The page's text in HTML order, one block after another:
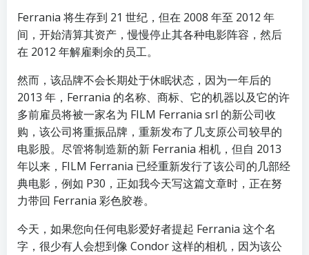
Ferrania 将生存到 21 世纪，但在 2008 年至 2012 年
间，开始清算其资产，慢慢停止其各种电影阵容，然后
在 2012 年解雇剩余的员工。
然而，该品牌不会长期处于休眠状态，因为一年后的
2013 年，Ferrania 的名称、商标、它的机器以及它的许
多前雇员将被一家名为 FILM Ferrania srl 的新公司收
购，该公司将重振品牌，重新发布了几支原公司较早的
电影股。尽管将制造新的新 Ferrania 相机，但自 2013
年以来，FILM Ferrania 已经重新发行了该公司的几部经
典电影，例如 P30，正如我今天写这篇文章时，正在努
力带回 Ferrania 彩色胶卷。
今天，如果您向任何电影爱好者提起 Ferrania 这个名
字，很少有人会想到像 Condor 这样的相机，因为该公